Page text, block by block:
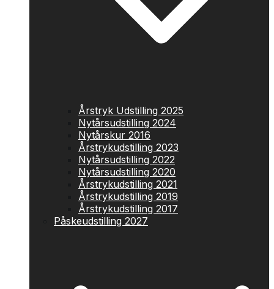
Årstryk Udstilling 2025
Nytårsudstilling 2024
Nytårskur 2016
Årstrykudstilling 2023
Nytårsudstilling 2022
Nytårsudstilling 2020
Årstrykudstilling 2021
Årstrykudstilling 2019
Årstrykudstilling 2017
Påskeudstilling 2027